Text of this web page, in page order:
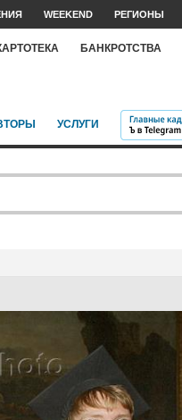
WEEKEND РЕГИОНЫ
БАНКРОТСТВА
УСЛУГИ